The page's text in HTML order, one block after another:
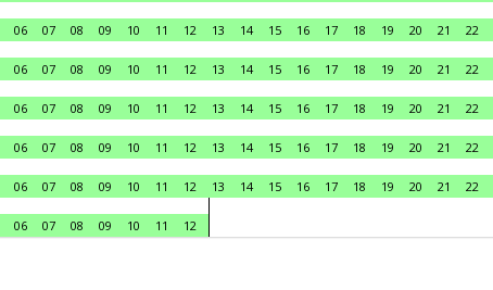
06 07 08 09 10 11 12 13 14 15 16 17 18 19 20 21 22
06 07 08 09 10 11 12 13 14 15 16 17 18 19 20 21 22
06 07 08 09 10 11 12 13 14 15 16 17 18 19 20 21 22
06 07 08 09 10 11 12 13 14 15 16 17 18 19 20 21 22
06 07 08 09 10 11 12 13 14 15 16 17 18 19 20 21 22
06 07 08 09 10 11 12